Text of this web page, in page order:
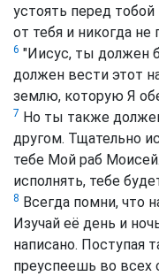
устоять перед
от тебя и никогда не
6 "Иисус, ты должен
должен вести этот
землю, которую Я
7 Но ты также
другом. Тщательно
тебе Мой раб
исполнять, тебе
8 Всегда помни, что
Изучай её день и
написано. Поступая
преуспеешь во всех